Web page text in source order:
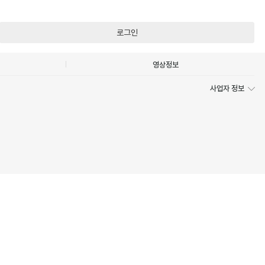
로그인
영상정보
사업자 정보